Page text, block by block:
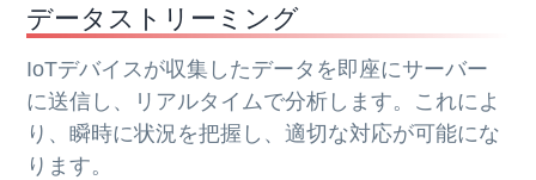
データストリーミング
IoTデバイスが収集したデータを即座にサーバー
に送信し、リアルタイムで分析します。これによ
り、瞬時に状況を把握し、適切な対応が可能にな
ります。